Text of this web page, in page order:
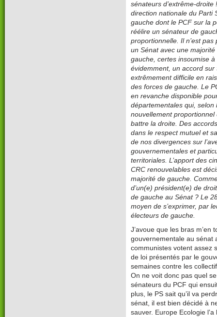
sénateurs d’extrême-
direction nationale du Parti
gauche dont le PCF sur la
réélire un sénateur de
proportionnelle. Il n’est
un Sénat avec une
gauche, certes insoumise
évidemment, un accord
extrêmement difficile en
des forces de gauche. Le
en revanche disponible
départementales qui,
nouvellement
battre la droite. Des
dans le respect mutuel et
de nos divergences sur
gouvernementales et
territoriales. L’apport des
CRC renouvelables est
majorité de gauche.
d’un(e) président(e) de
de gauche au Sénat ? Le
moyen de s’exprimer, par
électeurs de gauche.
J’avoue que les bras m’en
gouvernementale au sénat
communistes votent assez
de loi présentés par le
semaines contre les
On ne voit donc pas quel
sénateurs du PCF qui
plus, le PS sait qu’il va
sénat, il est bien décidé à
sauver. Europe Ecologie